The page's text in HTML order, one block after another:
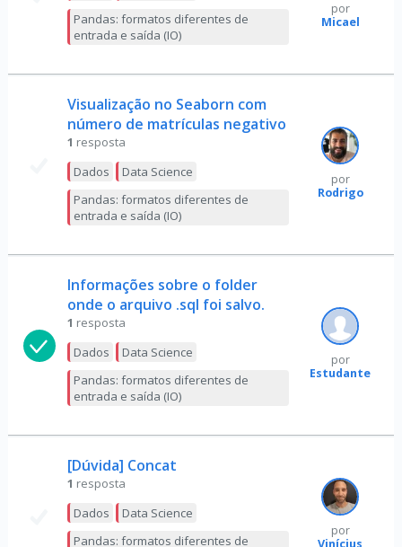
Pandas: formatos diferentes de
entrada e saída (IO)
por
Micael
Visualização no Seaborn com
número de matrículas negativo
1 resposta
Dados
Data Science
Pandas: formatos diferentes de
entrada e saída (IO)
por
Rodrigo
Informações sobre o folder
onde o arquivo .sql foi salvo.
1 resposta
Dados
Data Science
Pandas: formatos diferentes de
entrada e saída (IO)
por
Estudante
[Dúvida] Concat
1 resposta
Dados
Data Science
Pandas: formatos diferentes de
por
Vinícius